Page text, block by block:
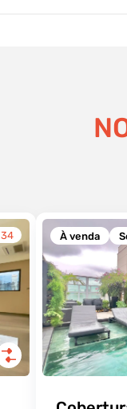
34 À venda